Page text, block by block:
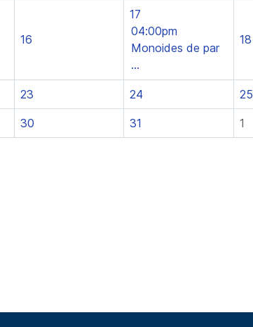
16
17
04:00pm
Monoides de par
...
18
23 24 25
30 31 1